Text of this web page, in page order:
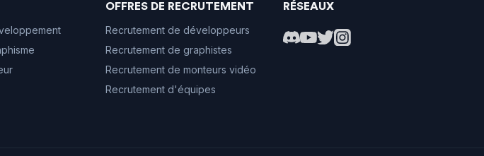
OFFRES DE RECRUTEMENT
Recrutement de développeurs
Recrutement de graphistes
Recrutement de monteurs vidéo
Recrutement d'équipes
RÉSEAUX